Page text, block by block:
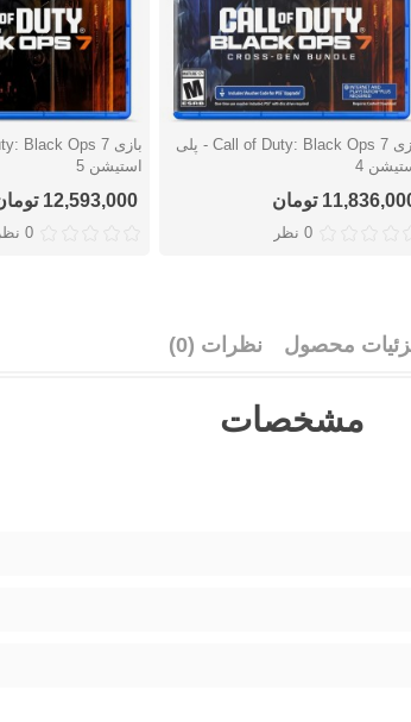
دوست داشتن
بازی Call of Duty: Black Ops 7 - پلی
4
تومان
0 نظر
دوست داشتن
استیشن 5
12,593,000 تومان
0 نظر
محصول نظرات (0)
مشخصات